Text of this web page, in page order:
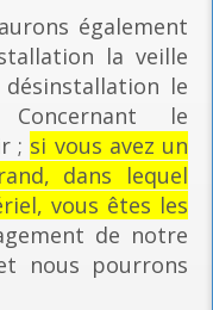
également
la veille
le
le
; si vous avez un
dans lequel
vous êtes les
de notre
nous pourrons